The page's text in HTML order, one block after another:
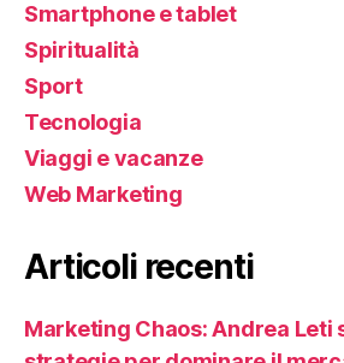
Smartphone e tablet
Spiritualità
Sport
Tecnologia
Viaggi e vacanze
Web Marketing
Articoli recenti
Marketing Chaos: Andrea Leti